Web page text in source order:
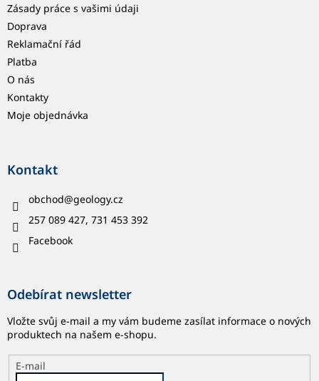
Zásady práce s vašimi údaji
Doprava
Reklamační řád
Platba
O nás
Kontakty
Moje objednávka
Kontakt
obchod@geology.cz
257 089 427, 731 453 392
Facebook
Odebírat newsletter
Vložte svůj e-mail a my vám budeme zasílat informace o nových
produktech na našem e-shopu.
E-mail